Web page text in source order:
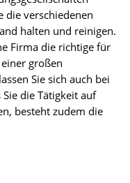
die verschiedenen
halten und reinigen.
Firma die richtige für
großen
Sie sich auch bei
die Tätigkeit auf
besteht zudem die